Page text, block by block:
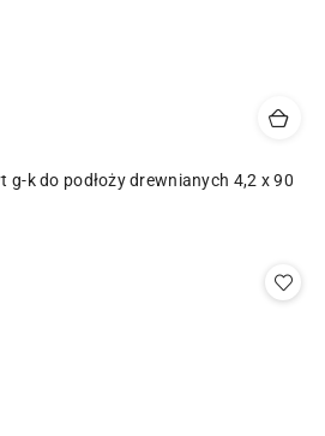
g-k do podłoży drewnianych 4,2 x 90